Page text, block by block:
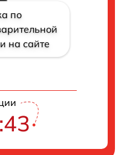
по
на сайте